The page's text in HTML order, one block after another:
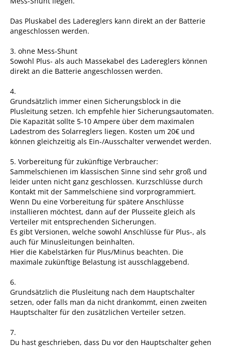
Das Pluskabel des Ladereglers kann direkt an der Batterie
angeschlossen werden.
3. ohne Mess-Shunt
Sowohl Plus- als auch Massekabel des Ladereglers können
direkt an die Batterie angeschlossen werden.
4.
Grundsätzlich immer einen Sicherungsblock in die
Plusleitung setzen. Ich empfehle hier Sicherungsautomaten.
Die Kapazität sollte 5-10 Ampere über dem maximalen
Ladestrom des Solarreglers liegen. Kosten um 20€ und
können gleichzeitig als Ein-/Ausschalter verwendet werden.
5. Vorbereitung für zukünftige Verbraucher:
Sammelschienen im klassischen Sinne sind sehr groß und
leider unten nicht ganz geschlossen. Kurzschlüsse durch
Kontakt mit der Sammelschiene sind vorprogrammiert.
Wenn Du eine Vorbereitung für spätere Anschlüsse
installieren möchtest, dann auf der Plusseite gleich als
Verteiler mit entsprechenden Sicherungen.
Es gibt Versionen, welche sowohl Anschlüsse für Plus-, als
auch für Minusleitungen beinhalten.
Hier die Kabelstärken für Plus/Minus beachten. Die
maximale zukünftige Belastung ist ausschlaggebend.
6.
Grundsätzlich die Plusleitung nach dem Hauptschalter
setzen, oder falls man da nicht drankommt, einen zweiten
Hauptschalter für den zusätzlichen Verteiler setzen.
7.
Du hast geschrieben, dass Du vor den Hauptschalter gehen